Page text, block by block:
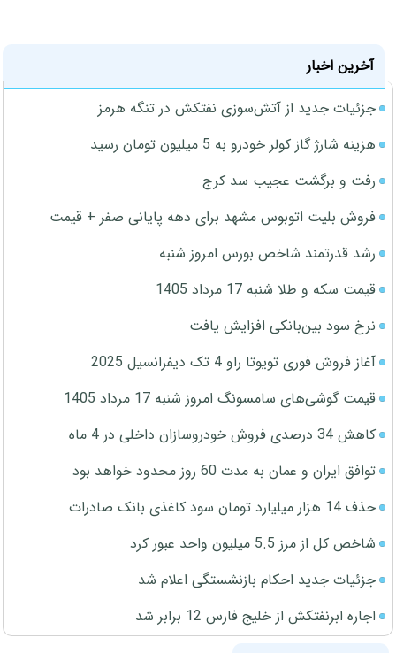
آخرین اخبار
جزئیات جدید از آتش‌سوزی نفتکش در تنگه هرمز
هزینه شارژ گاز کولر خودرو به 5 میلیون تومان رسید
رفت و برگشت عجیب سد کرج
فروش بلیت اتوبوس مشهد برای دهه پایانی صفر + قیمت
رشد قدرتمند شاخص بورس امروز شنبه
قیمت سکه و طلا شنبه 17 مرداد 1405
نرخ سود بین‌بانکی افزایش یافت
آغاز فروش فوری تویوتا راو 4 تک دیفرانسیل 2025
قیمت گوشی‌های سامسونگ امروز شنبه 17 مرداد 1405
کاهش 34 درصدی فروش خودروسازان داخلی در 4 ماه
توافق ایران و عمان به مدت 60 روز محدود خواهد بود
حذف 14 هزار میلیارد تومان سود کاغذی بانک صادرات
شاخص کل از مرز 5.5 میلیون واحد عبور کرد
جزئیات جدید احکام بازنشستگی اعلام شد
اجاره ابرنفتکش از خلیج فارس 12 برابر شد